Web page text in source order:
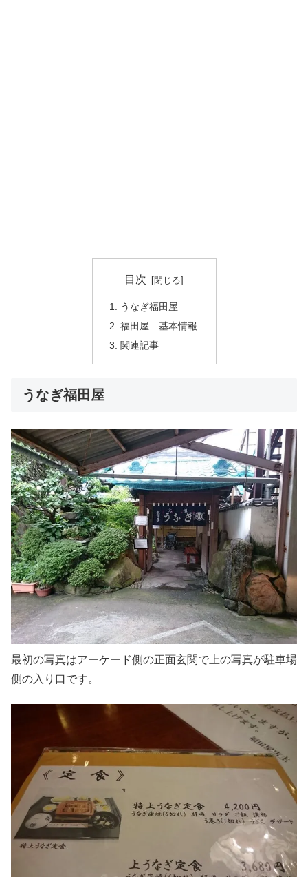
目次
うなぎ福田屋
福田屋 基本情報
関連記事
うなぎ福田屋
最初の写真はアーケード側の正面玄関で上の写真が駐車場
側の入り口です。